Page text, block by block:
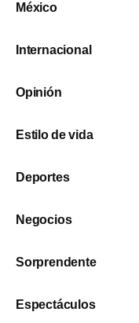
México
Internacional
Opinión
Estilo de vida
Deportes
Negocios
Sorprendente
Espectáculos